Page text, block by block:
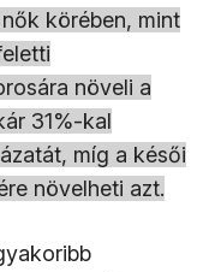
körében, mint
növeli a
31%-kal
míg a késői
növelheti azt.